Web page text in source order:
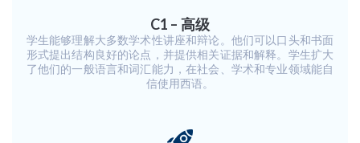
C1 – 高级
学生能够理解大多数学术性讲座和辩论。他们可以口头和书面
形式提出结构良好的论点，并提供相关证据和解释。学生扩大
了他们的一般语言和词汇能力，在社会、学术和专业领域能自
信使用西语。